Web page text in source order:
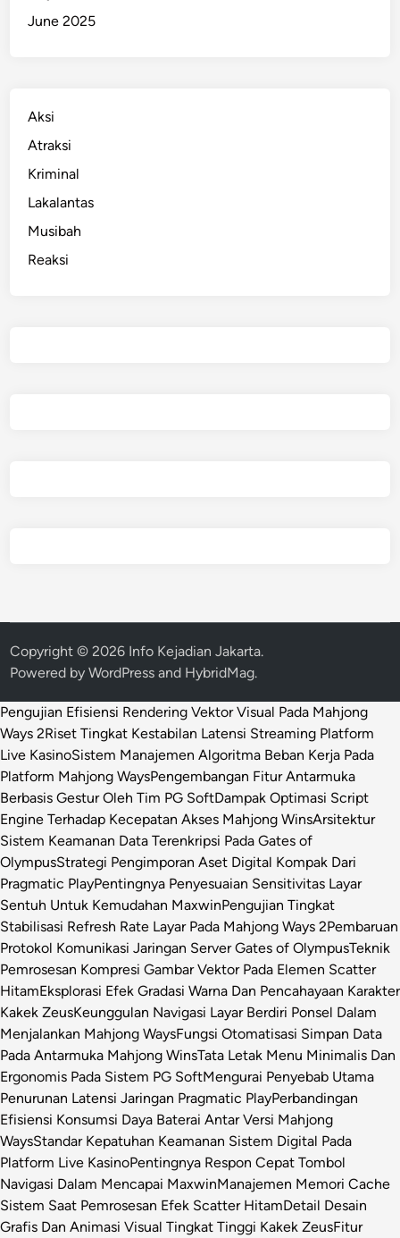
June 2025
Aksi
Atraksi
Kriminal
Lakalantas
Musibah
Reaksi
Copyright © 2026 Info Kejadian Jakarta.
Powered byWordPress and HybridMag.
Pengujian Efisiensi Rendering Vektor Visual Pada Mahjong
Ways 2Riset Tingkat Kestabilan Latensi Streaming Platform
Live KasinoSistem Manajemen Algoritma Beban Kerja Pada
Platform Mahjong WaysPengembangan Fitur Antarmuka
Berbasis Gestur Oleh Tim PG SoftDampak Optimasi Script
Engine Terhadap Kecepatan Akses Mahjong WinsArsitektur
Sistem Keamanan Data Terenkripsi Pada Gates of
OlympusStrategi Pengimporan Aset Digital Kompak Dari
Pragmatic PlayPentingnya Penyesuaian Sensitivitas Layar
Sentuh Untuk Kemudahan MaxwinPengujian Tingkat
Stabilisasi Refresh Rate Layar Pada Mahjong Ways 2Pembaruan
Protokol Komunikasi Jaringan Server Gates of OlympusTeknik
Pemrosesan Kompresi Gambar Vektor Pada Elemen Scatter
HitamEksplorasi Efek Gradasi Warna Dan Pencahayaan Karakter
Kakek ZeusKeunggulan Navigasi Layar Berdiri Ponsel Dalam
Menjalankan Mahjong WaysFungsi Otomatisasi Simpan Data
Pada Antarmuka Mahjong WinsTata Letak Menu Minimalis Dan
Ergonomis Pada Sistem PG SoftMengurai Penyebab Utama
Penurunan Latensi Jaringan Pragmatic PlayPerbandingan
Efisiensi Konsumsi Daya Baterai Antar Versi Mahjong
WaysStandar Kepatuhan Keamanan Sistem Digital Pada
Platform Live KasinoPentingnya Respon Cepat Tombol
Navigasi Dalam Mencapai MaxwinManajemen Memori Cache
Sistem Saat Pemrosesan Efek Scatter HitamDetail Desain
Grafis Dan Animasi Visual Tingkat Tinggi Kakek ZeusFitur